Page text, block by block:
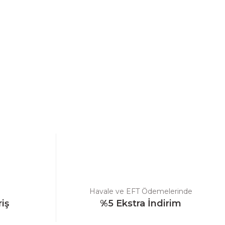
Havale ve EFT Ödemelerinde
%5 Ekstra İndirim